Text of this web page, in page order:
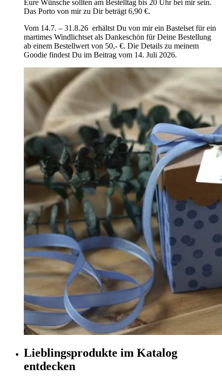
Eure Wünsche sollten am Bestelltag bis 20 Uhr bei mir sein.
Das Porto von mir zu Dir beträgt 6,90 €.
Vom 14.7. – 31.8.26 erhältst Du von mir ein Bastelset für ein
martimes Windlichtset als Dankeschön für Deine Bestellung
ab einem Bestellwert von 50,- €. Die Details zu meinem
Goodie findest Du im Beitrag vom 14. Juli 2026.
Lieblingsprodukte im Katalog
entdecken